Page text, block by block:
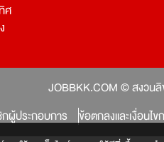
ศ
JOBBKK.COM © สงวน
กผู้ประกอบการ
ข้อตกลงและเงื่อนไ